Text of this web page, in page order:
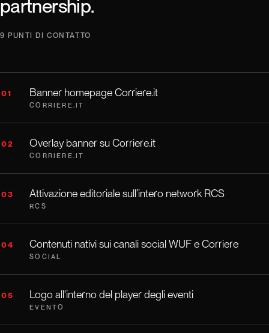
partnership.
9 PUNTI DI CONTATTO
01 Banner homepage Corriere.it
CORRIERE.IT
02 Overlay banner su Corriere.it
CORRIERE.IT
03 Attivazione editoriale sull’intero network RCS
RCS
04 Contenuti nativi sui canali social WUF e Corriere
SOCIAL
05 Logo all'interno del player degli eventi
EVENTO